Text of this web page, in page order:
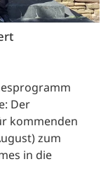
Der
kommenden
zum
in die